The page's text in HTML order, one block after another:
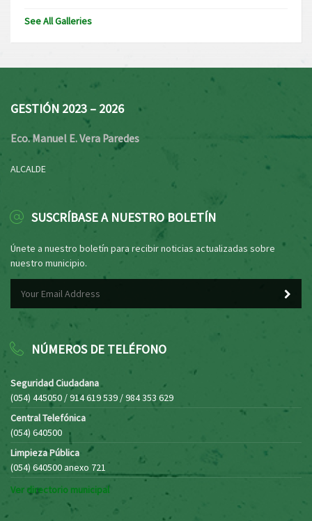
See All Galleries
GESTIÓN 2023 – 2026
Eco. Manuel E. Vera Paredes
ALCALDE
SUSCRÍBASE A NUESTRO BOLETÍN
Únete a nuestro boletín para recibir noticias actualizadas sobre
nuestro municipio.
NÚMEROS DE TELÉFONO
Seguridad Ciudadana
(054) 445050 / 914 619 539 / 984 353 629
Central Telefónica
(054) 640500
Limpieza Pública
(054) 640500 anexo 721
Ver directorio municipal